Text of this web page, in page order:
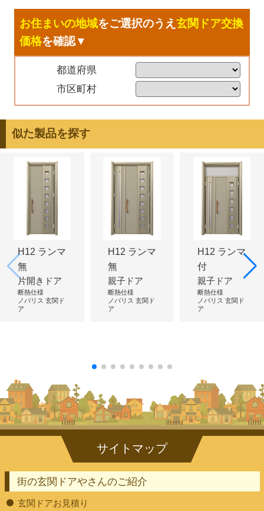
お住まいの地域をご選択のうえ玄関ドア交換
価格を確認▼
都道府県
市区町村
似た製品を探す
H12 ランマ
無
片開きドア
断熱仕様
ノバリス 玄関ド
ア
H12 ランマ
無
親子ドア
断熱仕様
ノバリス 玄関ド
ア
H12 ランマ
付
親子ドア
断熱仕様
ノバリス 玄関ド
ア
街の玄関ドアやさんのご紹介
玄関ドアお見積り